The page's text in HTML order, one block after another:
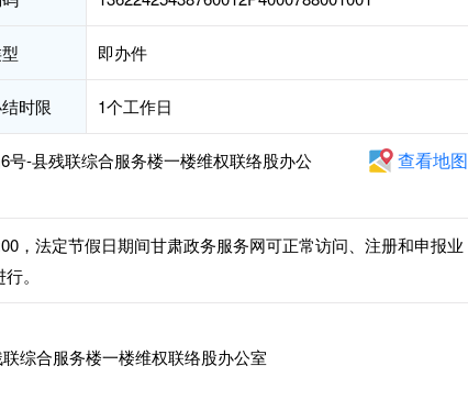
即办件
时限 1个工作日
-县残联综合服务楼一楼维权联络股办公
查看地图
，法定节假日期间甘肃政务服务网可正常访问、注册和申报业
。
综合服务楼一楼维权联络股办公室